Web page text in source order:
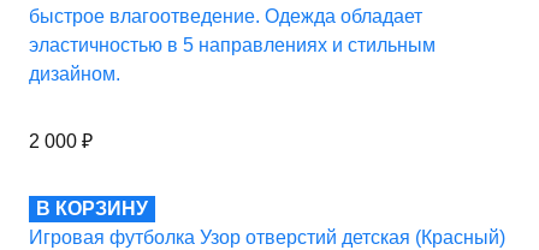
быстрое влагоотведение. Одежда обладает
эластичностью в 5 направлениях и стильным
дизайном.
2 000 ₽
В КОРЗИНУ
Игровая футболка Узор отверстий детская (Красный)